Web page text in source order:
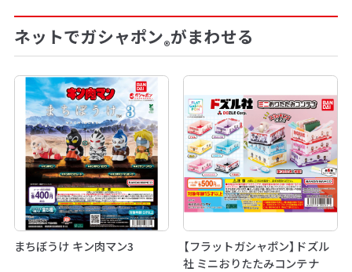
ネットでガシャポン®がまわせる
まちぼうけ キン肉マン3
【フラットガシャポン】ドズル
社 ミニおりたたみコンテナ